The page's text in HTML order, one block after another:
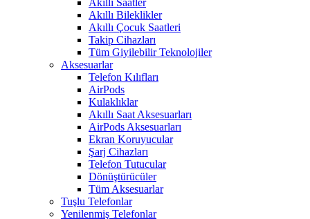
Akıllı Saatler
Akıllı Bileklikler
Akıllı Çocuk Saatleri
Takip Cihazları
Tüm Giyilebilir Teknolojiler
Aksesuarlar
Telefon Kılıfları
AirPods
Kulaklıklar
Akıllı Saat Aksesuarları
AirPods Aksesuarları
Ekran Koruyucular
Şarj Cihazları
Telefon Tutucular
Dönüştürücüler
Tüm Aksesuarlar
Tuşlu Telefonlar
Yenilenmiş Telefonlar